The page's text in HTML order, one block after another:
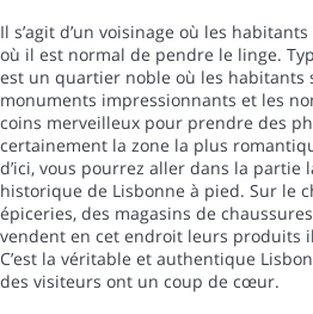
Il s’agit d’un voisinage où les
où il est normal de pendre le linge.
est un quartier noble où les habitants
monuments impressionnants et les
coins merveilleux pour prendre des
certainement la zone la plus
d’ici, vous pourrez aller dans la partie
historique de Lisbonne à pied. Sur le
épiceries, des magasins de
vendent en cet endroit leurs produits
C’est la véritable et authentique
des visiteurs ont un coup de cœur.